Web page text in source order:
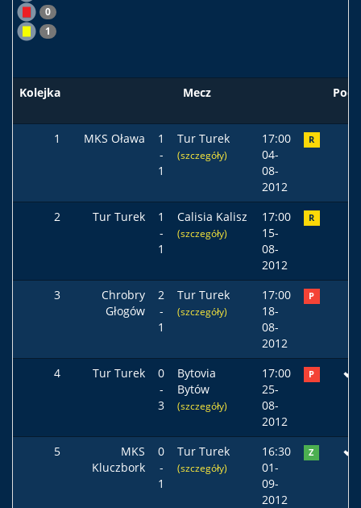
0
1
Kolejka Mecz
1 MKS Oława
1
-
1
Tur Turek
(szczegóły)
17:00
04-
08-
2012
R
2 Tur Turek
1
-
1
Calisia Kalisz
(szczegóły)
17:00
15-
08-
2012
R
3
Chrobry
Głogów
2
-
1
Tur Turek
(szczegóły)
17:00
18-
08-
2012
P
4 Tur Turek
0
-
3
Bytovia
Bytów
(szczegóły)
17:00
25-
08-
2012
P
5
MKS
Kluczbork
0
-
1
Tur Turek
(szczegóły)
16:30
01-
09-
2012
Z